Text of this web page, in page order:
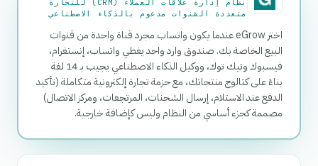
نظام إدارة علاقات العملاء (CRM) للتجارة
متعددة القنوات مدعوم بالذكاء الاصطناعي
اختر eGrow عندما يكون واتساب مجرد قناة واحدة من قنوات
البيع الخاصة بك. صندوق وارد واحد يغطي واتساب، إنستغرام،
فيسبوك وتيك توك، ووكيل الذكاء الاصطناعي يجيب بـ 14 لغة
بناءً على كتالوج منتجاتك، مع حزمة تجارة إلكترونية متكاملة (تأكيد
الدفع عند الاستلام، إرسال الشحنات، المرتجعات، ومركز الاتصال)
مصممة كجزء أساسي من النظام وليس كإضافة خارجية.